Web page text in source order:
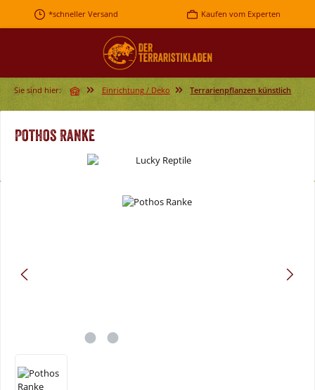
Zum Hauptinhalt springen
*schneller Versand Kaufen vom Experten
Sie sind hier: Einrichtung / Deko Terrarienpflanzen künstlich
Pothos Ranke
Bildergalerie überspringen